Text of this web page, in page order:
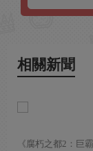
相關新聞
《腐朽之都2：巨